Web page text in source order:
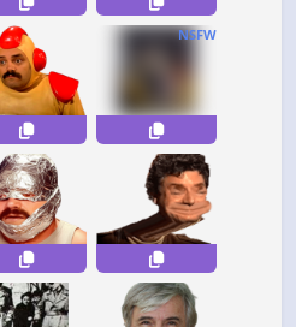
NSFW